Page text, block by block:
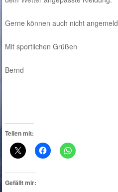
Gerne können auch nicht
Mit sportlichen Grüßen
Bernd
Teilen mit:
Gefällt mir: